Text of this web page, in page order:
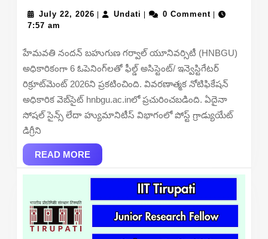
2026
Apply
Online
for
Field
Assistant/
Investigator
July 22, 2026 July
| Undati Undati
| 0 Comment |
7:57 am
హేమవతి నందన్ బహుగుణ గర్వాల్ యూనివర్సిటీ (HNBGU)
అధికారికంగా 6 ఓపెనింగ్‌లతో ఫీల్డ్ అసిస్టెంట్/ ఇన్వెస్టిగేటర్
రిక్రూట్‌మెంట్ 2026ని ప్రకటించింది. వివరణాత్మక నోటిఫికేషన్
అధికారిక వెబ్‌సైట్ hnbgu.ac.inలో ప్రచురించబడింది. ఏదైనా
సోషల్ సైన్స్ లేదా హ్యుమానిటీస్ విభాగంలో పోస్ట్ గ్రాడ్యుయేట్
డిగ్రీని
READ MOREREAD
MORE